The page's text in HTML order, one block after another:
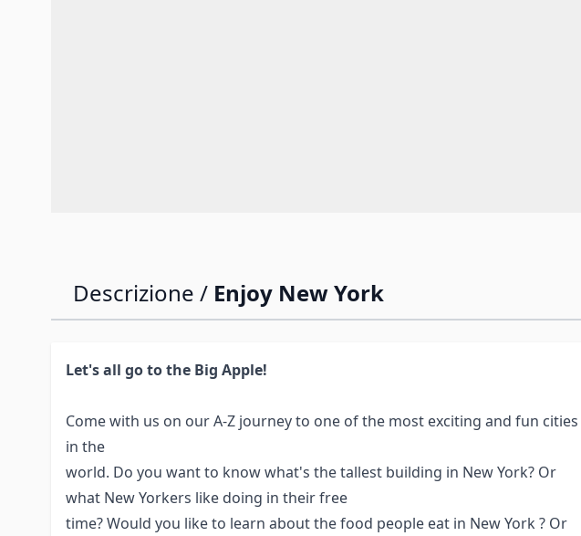
Descrizione / Enjoy New York
Let's all go to the Big Apple!
Come with us on our A-Z journey to one of the most exciting and fun cities
in the
world. Do you want to know what's the tallest building in New York? Or
what New Yorkers like doing in their free
time? Would you like to learn about the food people eat in New York ? Or